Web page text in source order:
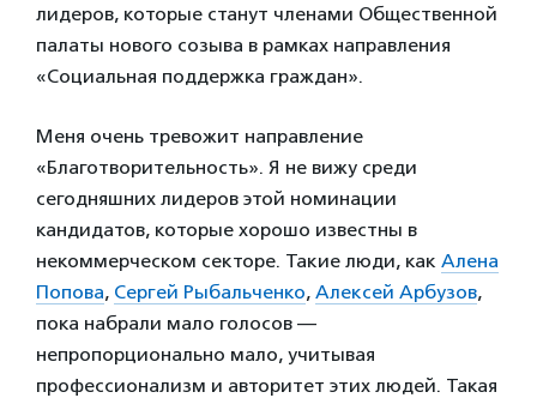
лидеров, которые станут членами Общественной
палаты нового созыва в рамках направления
«Социальная поддержка граждан».
Меня очень тревожит направление
«Благотворительность». Я не вижу среди
сегодняшних лидеров этой номинации
кандидатов, которые хорошо известны в
некоммерческом секторе. Такие люди, как Алена
Попова, Сергей Рыбальченко, Алексей Арбузов,
пока набрали мало голосов —
непропорционально мало, учитывая
профессионализм и авторитет этих людей. Такая